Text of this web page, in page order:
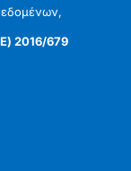
2016/679